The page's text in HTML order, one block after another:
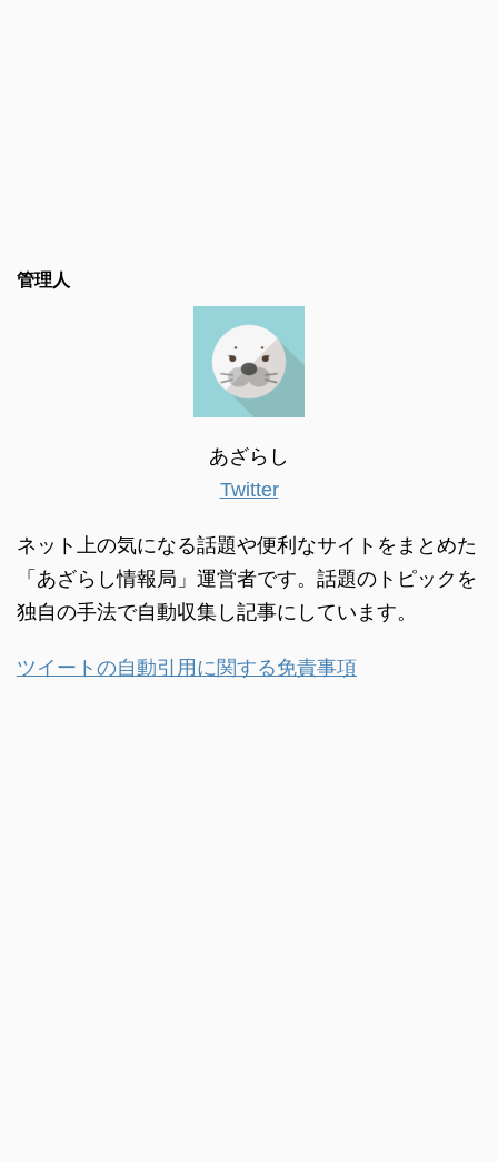
管理人
あざらし
Twitter
ネット上の気になる話題や便利なサイトをまとめた
「あざらし情報局」運営者です。話題のトピックを
独自の手法で自動収集し記事にしています。
ツイートの自動引用に関する免責事項